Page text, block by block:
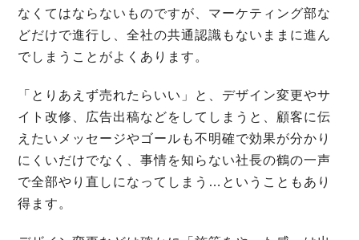
なくてはならないものですが、マーケティング部な
どだけで進行し、全社の共通認識もないままに進ん
でしまうことがよくあります。
「とりあえず売れたらいい」と、デザイン変更やサ
イト改修、広告出稿などをしてしまうと、顧客に伝
えたいメッセージやゴールも不明確で効果が分かり
にくいだけでなく、事情を知らない社長の鶴の一声
で全部やり直しになってしまう…ということもあり
得ます。